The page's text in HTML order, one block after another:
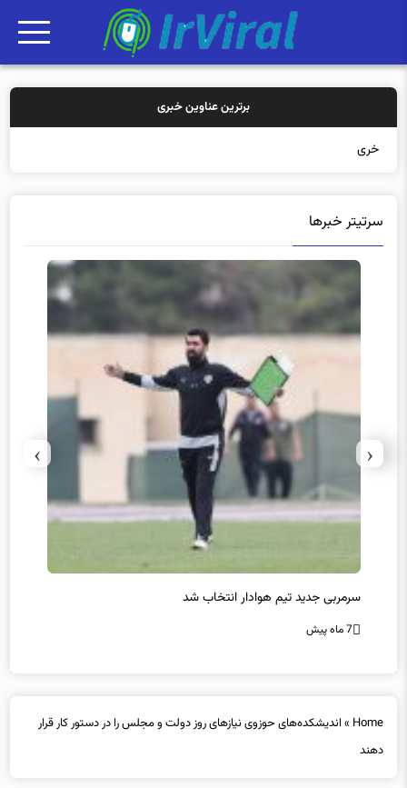
برترین عناوین خبری
خرید بیمه: س
سرتیتر خبرها
سرمربی جدید تیم هوادار انتخاب شد
7 ماه پیش
‹
›
Home
» اندیشکده‌های حوزوی نیازهای روز دولت و مجلس را در دستور کار قرار
دهند